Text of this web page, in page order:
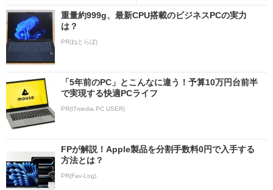
重量約999g、最新CPU搭載のビジネスPCの実力
は？
PR(ねとらぼ)
「5年前のPC」とこんなに違う！予算10万円台前半
で実現する快適PCライフ
PR(ITmedia PC USER)
FPが解説！Apple製品を分割手数料0円で入手する
方法とは？
PR(Fav-Log)